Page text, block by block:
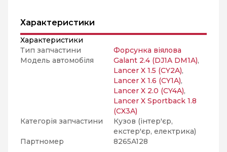
Характеристики
Характеристики
Тип запчастини
Форсунка віялова
Модель автомобіля
Galant 2.4 (DJ1A DM1A),
Lancer X 1.5 (CY2A),
Lancer X 1.6 (CY1A),
Lancer X 2.0 (CY4A),
Lancer X Sportback 1.8
(CX3A)
Категорія запчастини
Кузов (інтер'єр,
екстер'єр, електрика)
Партномер
8265A128